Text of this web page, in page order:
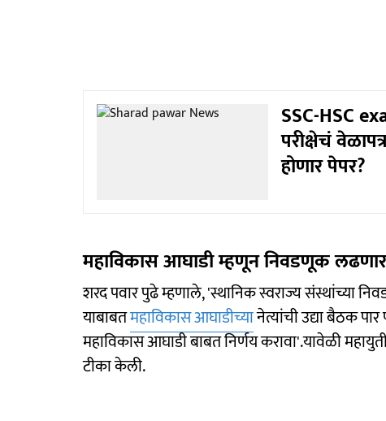
SSC-HSC
परीक्षेचं
होणार पेपर?
महाविकास आघाडी म्हणून निवडणूक
शरद पवार पुढे म्हणाले, 'स्थानिक स्वराज्य संस्थांच्या
याबाबतमहाविकास आघाडीच्यानेत्यांची उद्या बैठक
महाविकास आघाडी बाबत निर्णय करावा'.यावेळी
टीका केली.